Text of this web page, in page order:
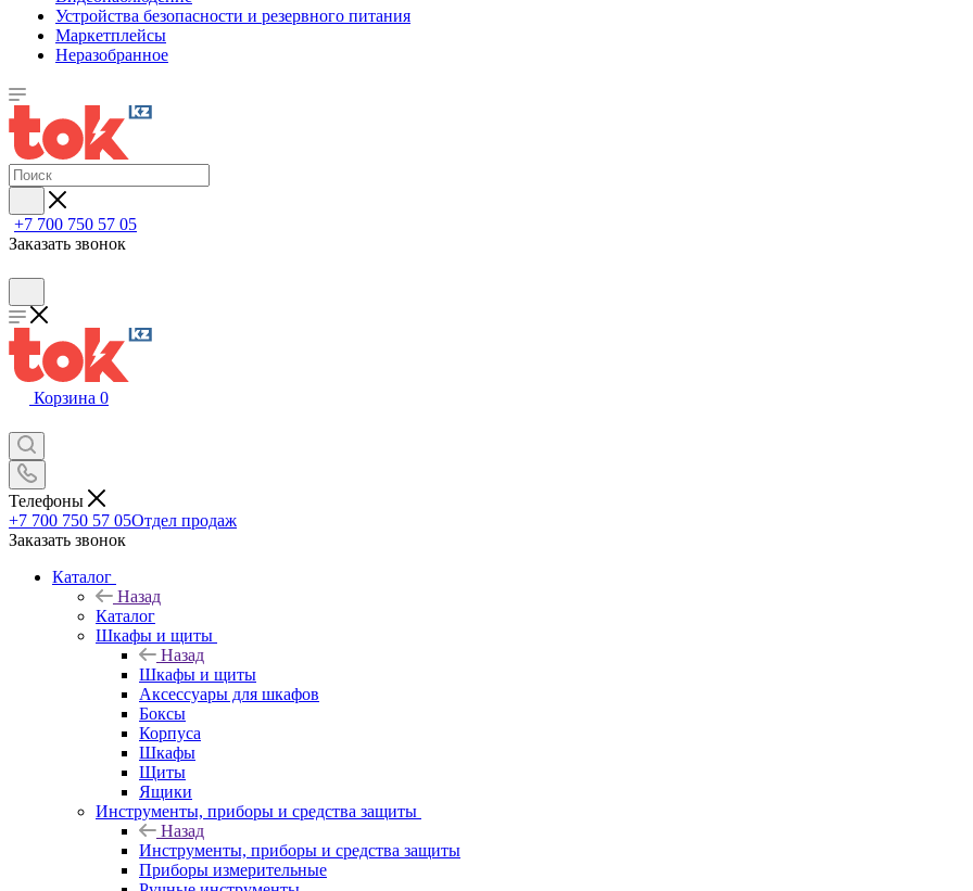
Устройства безопасности и резервного питания
Маркетплейсы
Неразобранное
+7 700 750 57 05
Заказать звонок
Корзина 0
Телефоны
+7 700 750 57 05Отдел продаж
Заказать звонок
Каталог
Назад
Каталог
Шкафы и щиты
Назад
Шкафы и щиты
Аксессуары для шкафов
Боксы
Корпуса
Шкафы
Щиты
Ящики
Инструменты, приборы и средства защиты
Назад
Инструменты, приборы и средства защиты
Приборы измерительные